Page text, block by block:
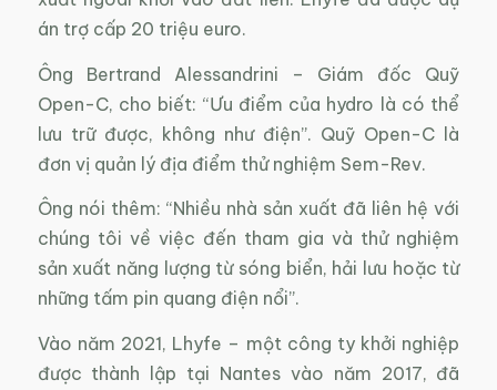
án trợ cấp 20 triệu euro.
Ông Bertrand Alessandrini – Giám đốc Quỹ
Open-C, cho biết: “Ưu điểm của hydro là có thể
lưu trữ được, không như điện”. Quỹ Open-C là
đơn vị quản lý địa điểm thử nghiệm Sem-Rev.
Ông nói thêm: “Nhiều nhà sản xuất đã liên hệ với
chúng tôi về việc đến tham gia và thử nghiệm
sản xuất năng lượng từ sóng biển, hải lưu hoặc từ
những tấm pin quang điện nổi”.
Vào năm 2021, Lhyfe – một công ty khởi nghiệp
được thành lập tại Nantes vào năm 2017, đã